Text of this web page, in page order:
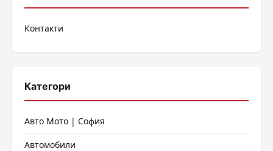
Контакти
Категори
Авто Мото | София
Автомобили